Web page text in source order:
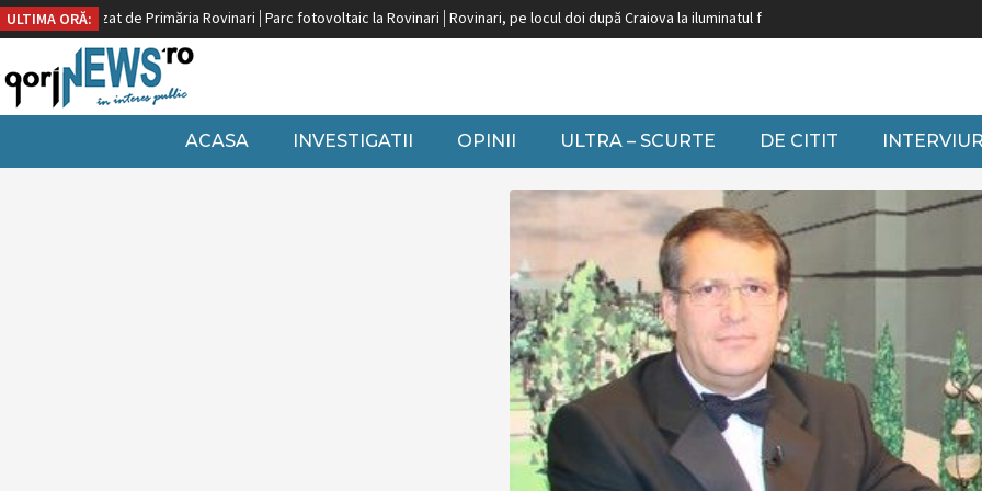
ULTIMA ORĂ:finalizat de Primăria Rovinari Parc fotovoltaic la Rovinari Rovinari, pe locul doi după Craiova la iluminatul festiv
ACASA INVESTIGATII OPINII ULTRA – SCURTE DE CITIT